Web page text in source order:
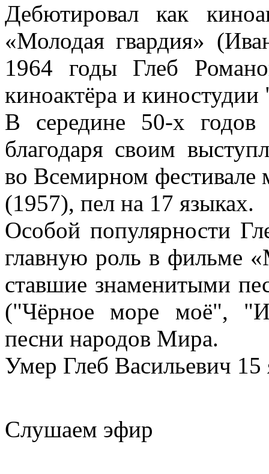
Дебютировал как
«Молодая гвардия»
1964 годы Глеб
киноактёра и
В середине 50-х годов
благодаря своим
во Всемирном фестивале
(1957), пел на 17 языках.
Особой популярности
главную роль в фильме
ставшие знаменитыми
("Чёрное море моё",
песни народов Мира.
Умер Глеб Васильевич 15
Слушаем эфир